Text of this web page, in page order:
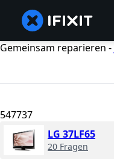
Gemeinsam reparieren -
547737
LG 37LF65
20 Fragen